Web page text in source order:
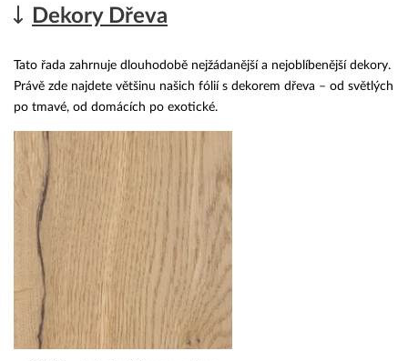
Dekory Dřeva
Tato řada zahrnuje dlouhodobě nejžádanější a nejoblíbenější dekory.
Právě zde najdete většinu našich fólií s dekorem dřeva – od světlých
po tmavé, od domácích po exotické.